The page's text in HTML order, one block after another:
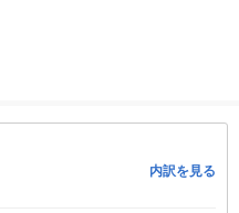
内訳を見る